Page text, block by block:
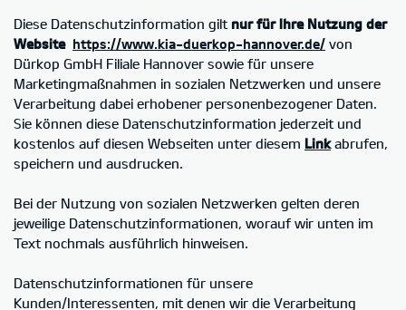
Diese Datenschutzinformation gilt nur für Ihre Nutzung der
Website https://www.kia-duerkop-hannover.de/ von
Dürkop GmbH Filiale Hannover sowie für unsere
Marketingmaßnahmen in sozialen Netzwerken und unsere
Verarbeitung dabei erhobener personenbezogener Daten.
Sie können diese Datenschutzinformation jederzeit und
kostenlos auf diesen Webseiten unter diesem Linkabrufen,
speichern und ausdrucken.
Bei der Nutzung von sozialen Netzwerken gelten deren
jeweilige Datenschutzinformationen, worauf wir unten im
Text nochmals ausführlich hinweisen.
Datenschutzinformationen für unsere
Kunden/Interessenten, mit denen wir die Verarbeitung